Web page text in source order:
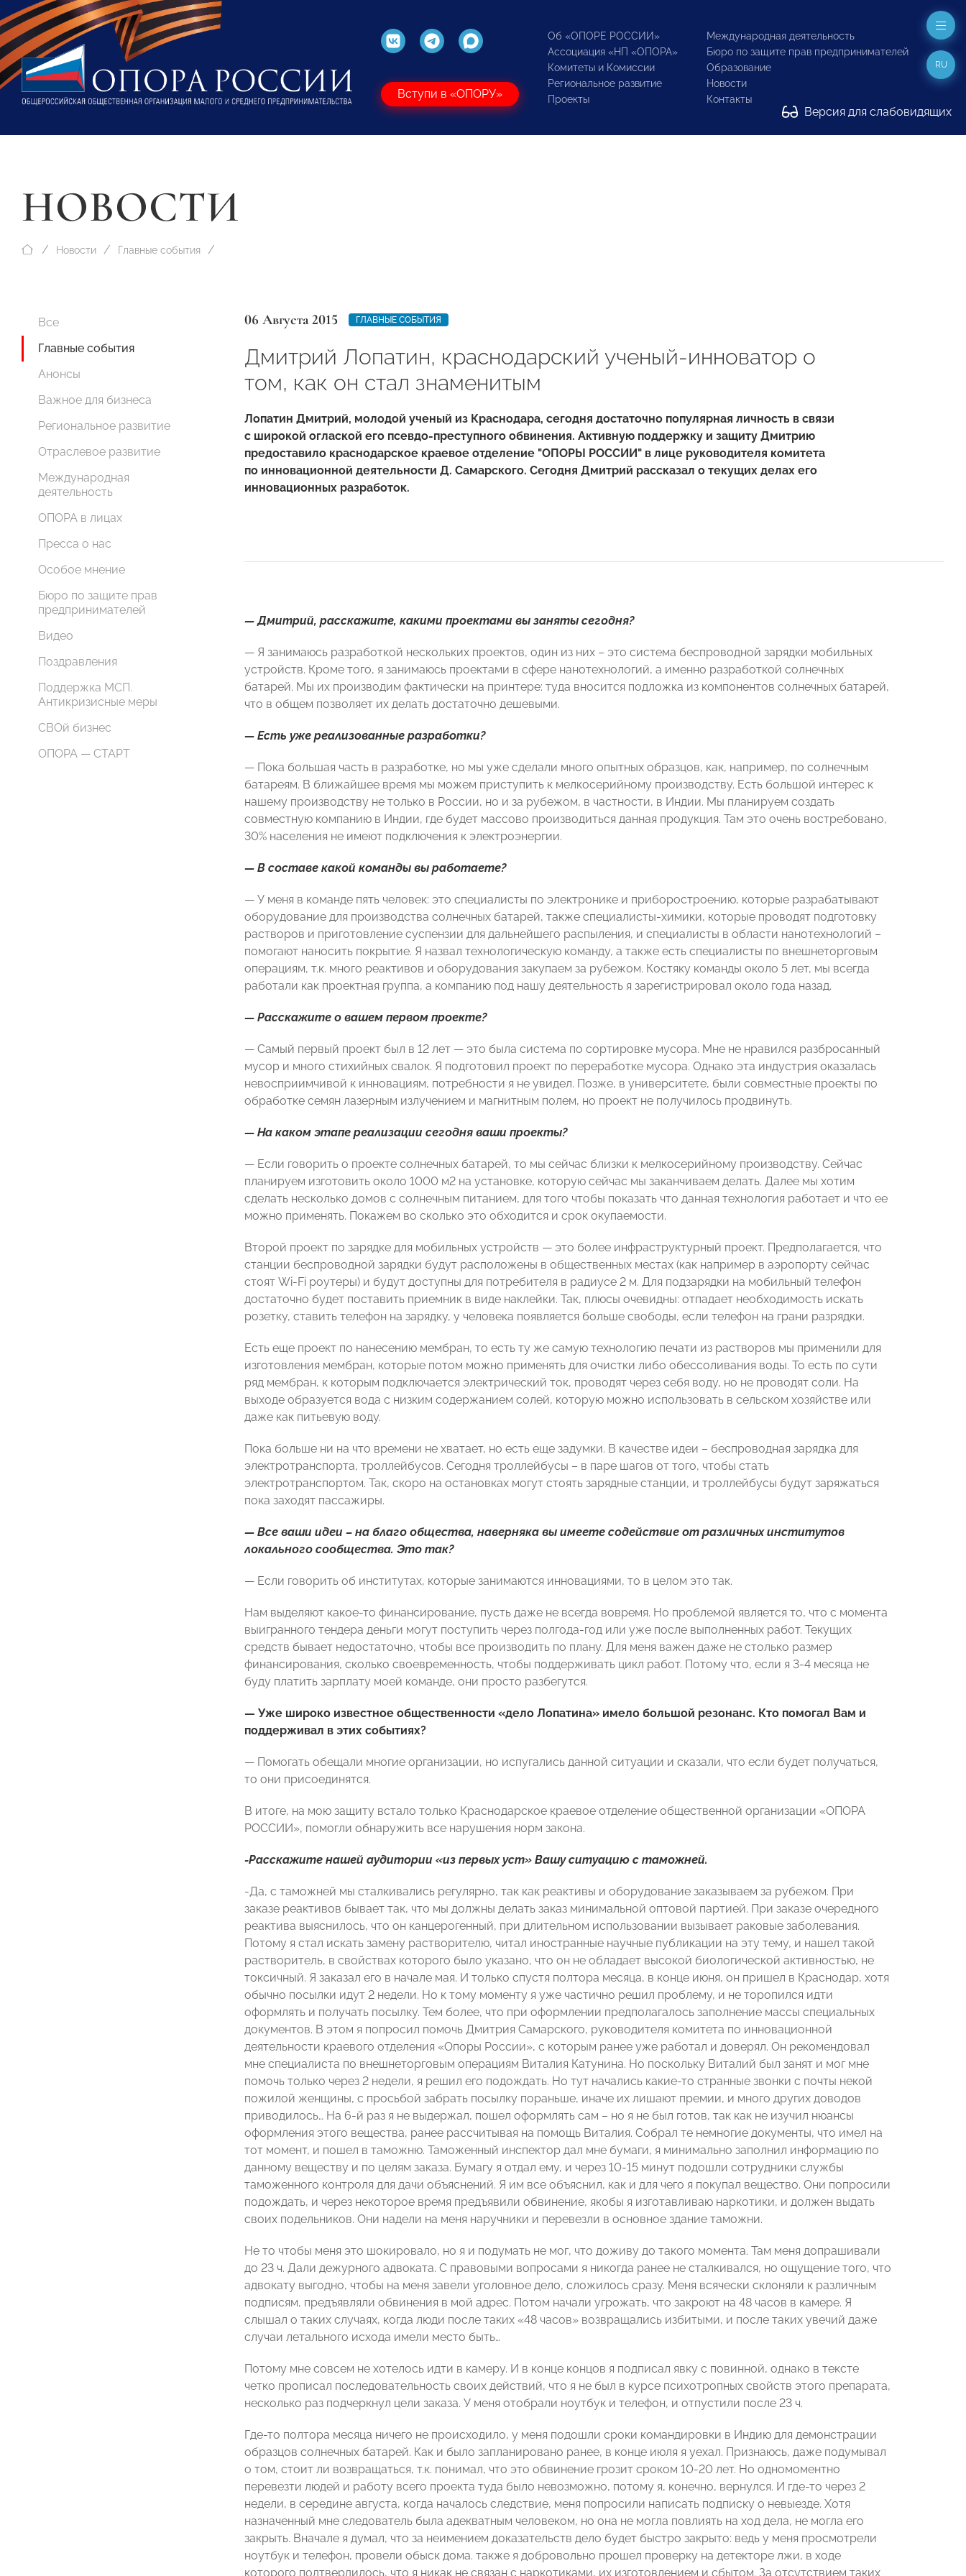
Вступи в «ОПОРУ»
Об «ОПОРЕ РОССИИ»
Ассоциация «НП «ОПОРА»
Комитеты и Комиссии
Региональное развитие
Проекты
Международная деятельность
Бюро по защите прав предпринимателей
Образование
Новости
Контакты
Версия для слабовидящих
RU
НОВОСТИ
Новости Главные события
Все
Главные события
Анонсы
Важное для бизнеса
Региональное развитие
Отраслевое развитие
Международная
деятельность
ОПОРА в лицах
Пресса о нас
Особое мнение
Бюро по защите прав
предпринимателей
Видео
Поздравления
Поддержка МСП.
Антикризисные меры
СВОй бизнес
ОПОРА — СТАРТ
06 Августа 2015 ГЛАВНЫЕ СОБЫТИЯ
Дмитрий Лопатин, краснодарский ученый-инноватор о
том, как он стал знаменитым
Лопатин Дмитрий, молодой ученый из Краснодара, сегодня достаточно популярная личность в связи
с широкой оглаской его псевдо-преступного обвинения. Активную поддержку и защиту Дмитрию
предоставило краснодарское краевое отделение "ОПОРЫ РОССИИ" в лице руководителя комитета
по инновационной деятельности Д. Самарского. Сегодня Дмитрий рассказал о текущих делах его
инновационных разработок.
— Дмитрий, расскажите, какими проектами вы заняты сегодня?
— Я занимаюсь разработкой нескольких проектов, один из них – это система беспроводной зарядки мобильных
устройств. Кроме того, я занимаюсь проектами в сфере нанотехнологий, а именно разработкой солнечных
батарей. Мы их производим фактически на принтере: туда вносится подложка из компонентов солнечных батарей,
что в общем позволяет их делать достаточно дешевыми.
— Есть уже реализованные разработки?
— Пока большая часть в разработке, но мы уже сделали много опытных образцов, как, например, по солнечным
батареям. В ближайшее время мы можем приступить к мелкосерийному производству. Есть большой интерес к
нашему производству не только в России, но и за рубежом, в частности, в Индии. Мы планируем создать
совместную компанию в Индии, где будет массово производиться данная продукция. Там это очень востребовано,
30% населения не имеют подключения к электроэнергии.
— В составе какой команды вы работаете?
— У меня в команде пять человек: это специалисты по электронике и приборостроению, которые разрабатывают
оборудование для производства солнечных батарей, также специалисты-химики, которые проводят подготовку
растворов и приготовление суспензии для дальнейшего распыления, и специалисты в области нанотехнологий –
помогают наносить покрытие. Я назвал технологическую команду, а также есть специалисты по внешнеторговым
операциям, т.к. много реактивов и оборудования закупаем за рубежом. Костяку команды около 5 лет, мы всегда
работали как проектная группа, а компанию под нашу деятельность я зарегистрировал около года назад.
— Расскажите о вашем первом проекте?
— Самый первый проект был в 12 лет — это была система по сортировке мусора. Мне не нравился разбросанный
мусор и много стихийных свалок. Я подготовил проект по переработке мусора. Однако эта индустрия оказалась
невосприимчивой к инновациям, потребности я не увидел. Позже, в университете, были совместные проекты по
обработке семян лазерным излучением и магнитным полем, но проект не получилось продвинуть.
— На каком этапе реализации сегодня ваши проекты?
— Если говорить о проекте солнечных батарей, то мы сейчас близки к мелкосерийному производству. Сейчас
планируем изготовить около 1000 м2 на установке, которую сейчас мы заканчиваем делать. Далее мы хотим
сделать несколько домов с солнечным питанием, для того чтобы показать что данная технология работает и что ее
можно применять. Покажем во сколько это обходится и срок окупаемости.
Второй проект по зарядке для мобильных устройств — это более инфраструктурный проект. Предполагается, что
станции беспроводной зарядки будут расположены в общественных местах (как например в аэропорту сейчас
стоят Wi-Fi роутеры) и будут доступны для потребителя в радиусе 2 м. Для подзарядки на мобильный телефон
достаточно будет поставить приемник в виде наклейки. Так, плюсы очевидны: отпадает необходимость искать
розетку, ставить телефон на зарядку, у человека появляется больше свободы, если телефон на грани разрядки.
Есть еще проект по нанесению мембран, то есть ту же самую технологию печати из растворов мы применили для
изготовления мембран, которые потом можно применять для очистки либо обессоливания воды. То есть по сути
ряд мембран, к которым подключается электрический ток, проводят через себя воду, но не проводят соли. На
выходе образуется вода с низким содержанием солей, которую можно использовать в сельском хозяйстве или
даже как питьевую воду.
Пока больше ни на что времени не хватает, но есть еще задумки. В качестве идеи – беспроводная зарядка для
электротранспорта, троллейбусов. Сегодня троллейбусы – в паре шагов от того, чтобы стать
электротранспортом. Так, скоро на остановках могут стоять зарядные станции, и троллейбусы будут заряжаться
пока заходят пассажиры.
— Все ваши идеи – на благо общества, наверняка вы имеете содействие от различных институтов
локального сообщества. Это так?
— Если говорить об институтах, которые занимаются инновациями, то в целом это так.
Нам выделяют какое-то финансирование, пусть даже не всегда вовремя. Но проблемой является то, что с момента
выигранного тендера деньги могут поступить через полгода-год или уже после выполненных работ. Текущих
средств бывает недостаточно, чтобы все производить по плану. Для меня важен даже не столько размер
финансирования, сколько своевременность, чтобы поддерживать цикл работ. Потому что, если я 3-4 месяца не
буду платить зарплату моей команде, они просто разбегутся.
— Уже широко известное общественности «дело Лопатина» имело большой резонанс. Кто помогал Вам и
поддерживал в этих событиях?
— Помогать обещали многие организации, но испугались данной ситуации и сказали, что если будет получаться,
то они присоединятся.
В итоге, на мою защиту встало только Краснодарское краевое отделение общественной организации «ОПОРА
РОССИИ», помогли обнаружить все нарушения норм закона.
-Расскажите нашей аудитории «из первых уст» Вашу ситуацию с таможней.
-Да, с таможней мы сталкивались регулярно, так как реактивы и оборудование заказываем за рубежом. При
заказе реактивов бывает так, что мы должны делать заказ минимальной оптовой партией. При заказе очередного
реактива выяснилось, что он канцерогенный, при длительном использовании вызывает раковые заболевания.
Потому я стал искать замену растворителю, читал иностранные научные публикации на эту тему, и нашел такой
растворитель, в свойствах которого было указано, что он не обладает высокой биологической активностью, не
токсичный. Я заказал его в начале мая. И только спустя полтора месяца, в конце июня, он пришел в Краснодар, хотя
обычно посылки идут 2 недели. Но к тому моменту я уже частично решил проблему, и не торопился идти
оформлять и получать посылку. Тем более, что при оформлении предполагалось заполнение массы специальных
документов. В этом я попросил помочь Дмитрия Самарского, руководителя комитета по инновационной
деятельности краевого отделения «Опоры России», с которым ранее уже работал и доверял. Он рекомендовал
мне специалиста по внешнеторговым операциям Виталия Катунина. Но поскольку Виталий был занят и мог мне
помочь только через 2 недели, я решил его подождать. Но тут начались какие-то странные звонки с почты некой
пожилой женщины, с просьбой забрать посылку пораньше, иначе их лишают премии, и много других доводов
приводилось… На 6-й раз я не выдержал, пошел оформлять сам – но я не был готов, так как не изучил нюансы
оформления этого вещества, ранее рассчитывая на помощь Виталия. Собрал те немногие документы, что имел на
тот момент, и пошел в таможню. Таможенный инспектор дал мне бумаги, я минимально заполнил информацию по
данному веществу и по целям заказа. Бумагу я отдал ему, и через 10-15 минут подошли сотрудники службы
таможенного контроля для дачи объяснений. Я им все объяснил, как и для чего я покупал вещество. Они попросили
подождать, и через некоторое время предъявили обвинение, якобы я изготавливаю наркотики, и должен выдать
своих подельников. Они надели на меня наручники и перевезли в основное здание таможни.
Не то чтобы меня это шокировало, но я и подумать не мог, что доживу до такого момента. Там меня допрашивали
до 23 ч. Дали дежурного адвоката. С правовыми вопросами я никогда ранее не сталкивался, но ощущение того, что
адвокату выгодно, чтобы на меня завели уголовное дело, сложилось сразу. Меня всячески склоняли к различным
подписям, предъявляли обвинения в мой адрес. Потом начали угрожать, что закроют на 48 часов в камере. Я
слышал о таких случаях, когда люди после таких «48 часов» возвращались избитыми, и после таких увечий даже
случаи летального исхода имели место быть…
Потому мне совсем не хотелось идти в камеру. И в конце концов я подписал явку с повинной, однако в тексте
четко прописал последовательность своих действий, что я не был в курсе психотропных свойств этого препарата,
несколько раз подчеркнул цели заказа. У меня отобрали ноутбук и телефон, и отпустили после 23 ч.
Где-то полтора месяца ничего не происходило, у меня подошли сроки командировки в Индию для демонстрации
образцов солнечных батарей. Как и было запланировано ранее, в конце июля я уехал. Признаюсь, даже подумывал
о том, стоит ли возвращаться, т.к. понимал, что это обвинение грозит сроком 10-20 лет. Но одномоментно
перевезти людей и работу всего проекта туда было невозможно, потому я, конечно, вернулся. И где-то через 2
недели, в середине августа, когда началось следствие, меня попросили написать подписку о невыезде. Хотя
назначенный мне следователь была адекватным человеком, но она не могла повлиять на ход дела, не могла его
закрыть. Вначале я думал, что за неимением доказательств дело будет быстро закрыто: ведь у меня просмотрели
ноутбук и телефон, провели обыск дома. также я добровольно прошел проверку на детекторе лжи, в ходе
которого подтвердилось, что я никак не связан с наркотиками, их изготовлением и сбытом. За отсутствием таких